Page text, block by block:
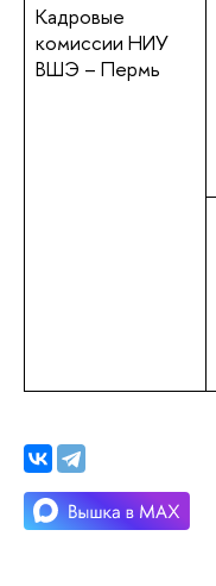
Кадровые
комиссии НИУ
ВШЭ – Пермь